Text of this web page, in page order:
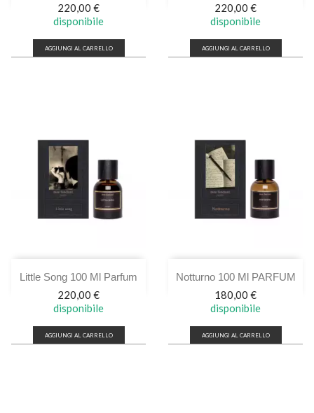
Prezzo
220,00 €
disponibile
AGGIUNGI AL CARRELLO
Prezzo
220,00 €
disponibile
AGGIUNGI AL CARRELLO
Little Song 100 Ml Parfum
Prezzo
220,00 €
disponibile
AGGIUNGI AL CARRELLO
Notturno 100 Ml PARFUM
Prezzo
180,00 €
disponibile
AGGIUNGI AL CARRELLO